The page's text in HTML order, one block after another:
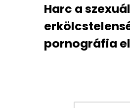
Harc a
pornográfia